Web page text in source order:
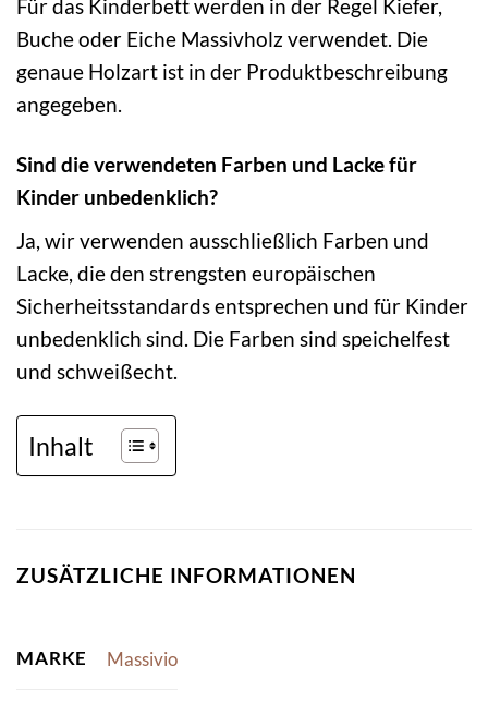
Für das Kinderbett werden in der Regel Kiefer,
Buche oder Eiche Massivholz verwendet. Die
genaue Holzart ist in der Produktbeschreibung
angegeben.
Sind die verwendeten Farben und Lacke für
Kinder unbedenklich?
Ja, wir verwenden ausschließlich Farben und
Lacke, die den strengsten europäischen
Sicherheitsstandards entsprechen und für Kinder
unbedenklich sind. Die Farben sind speichelfest
und schweißecht.
Inhalt
ZUSÄTZLICHE INFORMATIONEN
MARKE Massivio